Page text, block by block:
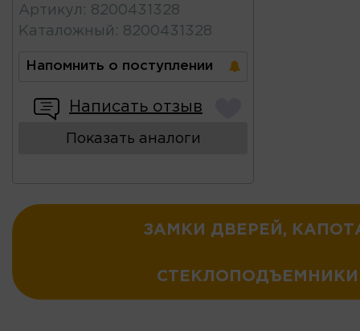
Артикул : 8200431328
Каталожный : 8200431328
Напомнить о поступлении
Написать отзыв
Показать аналоги
ЗАМКИ ДВЕРЕЙ,
СТЕКЛОПОДЪЕМНИКИ